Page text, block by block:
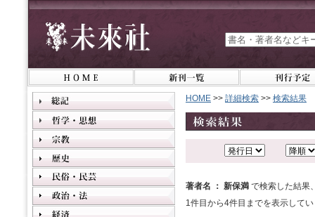
HOME >> 詳細検索 >> 検索結果
著者名 ： 新保満 で検索した結果
1件目から4件目までを表示して